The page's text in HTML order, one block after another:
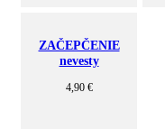
ZAČEPČENIE
nevesty
4,90 €